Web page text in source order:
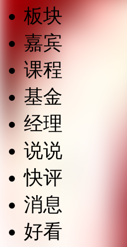
板块
嘉宾
课程
基金
经理
说说
快评
消息
好看